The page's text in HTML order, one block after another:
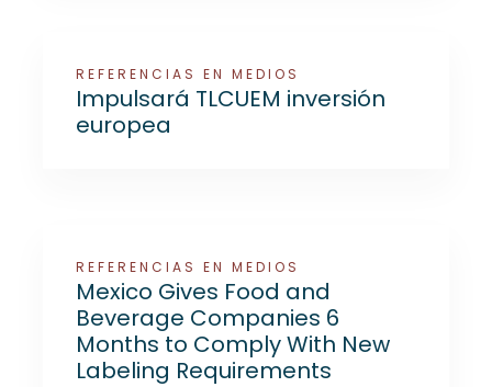
REFERENCIAS EN MEDIOS
Impulsará TLCUEM inversión
europea
REFERENCIAS EN MEDIOS
Mexico Gives Food and
Beverage Companies 6
Months to Comply With New
Labeling Requirements